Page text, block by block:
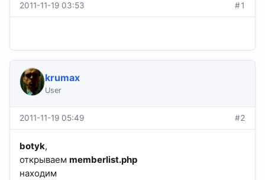
2011-11-19 03:53 #1
krumax
User
2011-11-19 05:49 #2
botyk,
открываем memberlist.php
находим